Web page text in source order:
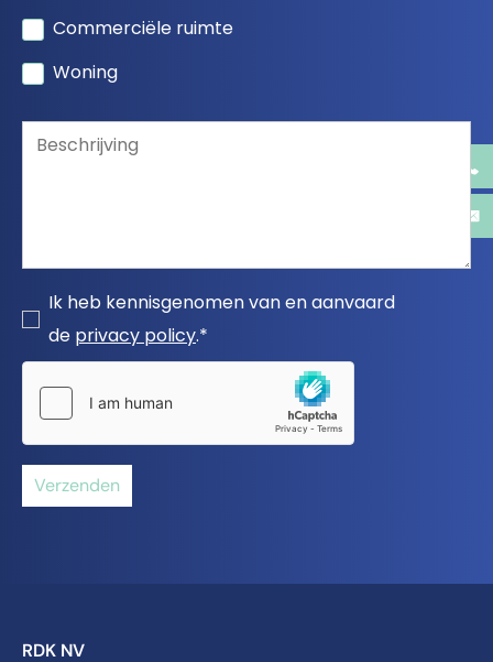
Commerciële ruimte
Woning
Ik heb kennisgenomen van en aanvaard
de privacy policy.*
Verzenden
RDK NV